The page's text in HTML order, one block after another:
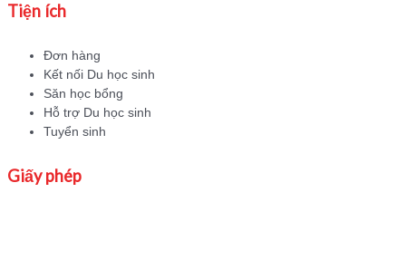
Tiện ích
Đơn hàng
Kết nối Du học sinh
Săn học bổng
Hỗ trợ Du học sinh
Tuyển sinh
Giấy phép